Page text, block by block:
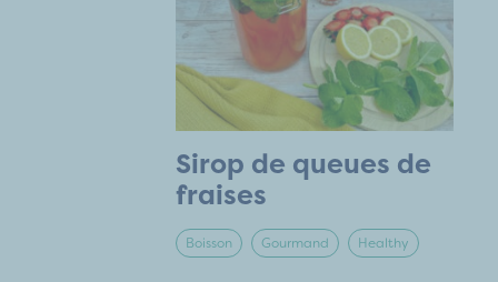
Sirop de queues de
fraises
Boisson Gourmand Healthy